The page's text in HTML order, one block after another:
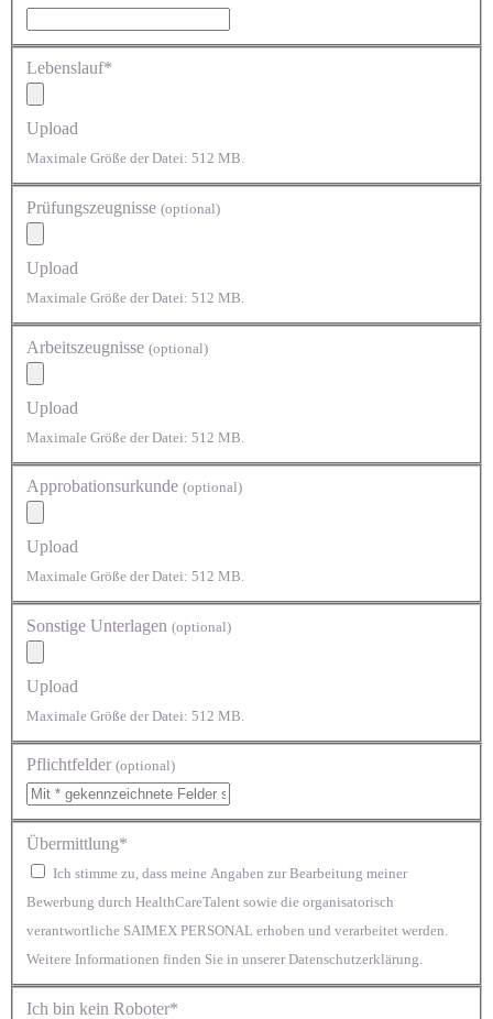
Lebenslauf*
Upload
Maximale Größe der Datei: 512 MB.
Prüfungszeugnisse (optional)
Upload
Maximale Größe der Datei: 512 MB.
Arbeitszeugnisse (optional)
Upload
Maximale Größe der Datei: 512 MB.
Approbationsurkunde (optional)
Upload
Maximale Größe der Datei: 512 MB.
Sonstige Unterlagen (optional)
Upload
Maximale Größe der Datei: 512 MB.
Pflichtfelder (optional)
Übermittlung*
Ich stimme zu, dass meine Angaben zur Bearbeitung meiner
Bewerbung durch HealthCareTalent sowie die organisatorisch
verantwortliche SAIMEX PERSONAL erhoben und verarbeitet werden.
Weitere Informationen finden Sie in unserer Datenschutzerklärung.
Ich bin kein Roboter*